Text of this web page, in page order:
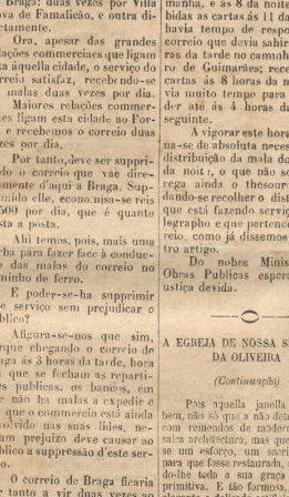
de Famalicão. e outra di.
Ora. apesar das grandes
commerciaesque ligam
áqueliacidade,o serviço do
satisfaz, recebendo~sc
malas duas vezes por dia.
Maiores relações commer-
ligam esta cidade ao Por.
e recebemoso correio duas
por. dia.
Por tanto,deveser auppri'-
o correio que voe dire-
d'aqui-a Braga. Sup-
elle, economista-sereis
por dia. que é quanto
a posta.
parafilter face ii Ôeonitiue-
E poder-se-ha supprimir
serviço sem prejudicar o
Állligura-ae-nos que sim,
'chegando o correio do
ás 3 horini da taide. hora
que se fechamos reparti-
publicas. os bandos, cut
não ha malas a expedir e
nr o comiam-ein esiz'i ainda
nas suas lides, no-
prejuizo deve causar ao
a suppressâod'esteser-
0 correio de Braga licaria
tanto a vir duas vezes
.\I1i irmos, pois. mais uma
esmas;o to”-fâo-to _~
detém. ›
bidas as cartasiis ll
havia tempo de
correio que devia sahir
ras da tarde no
ro de Guimarães;
cartas ás 8 horas da
via muito tempo para
dvr até :is t horas
seguinte.
A vigorareste
ua-sc de absoluta
distribuição da mala
da noiti, o que não
rega ainda o
daudmserecolhero
que esta fazendo
ieizraphoe que
reio, como já
tro artigo. 'É
fl._ a» mto
ft Baldim
Vtailea devida.
A
V
A EGREJA DE' NOSSA
¡IA-OLIVEIRA
(Continuação)
Pois aquella janolla
bem, não so que a não
aom remetidos de
saiea architecture, mas
se um esforço, um
para que fosse restaurada,
do-lhe todo a sua graça
primitiva. E tão